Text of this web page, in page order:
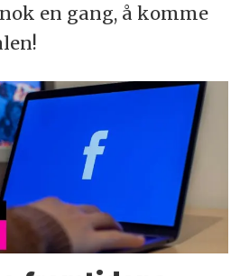
en gang, å komme